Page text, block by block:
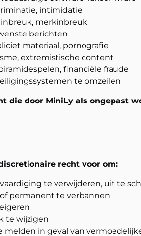
intimidatie
merkinbreuk
berichten
materiaal, pornografie
extremistische content
financiële fraude
te omzeilen
die door MiniLy als ongepast
recht voor om:
te verwijderen, uit te
permanent te verbannen
te wijzigen
in geval van